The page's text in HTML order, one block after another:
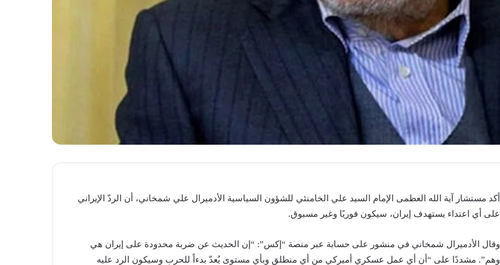
أكد مستشار آية الله العظمى الإمام السيد علي الخامنئي للشؤون السياسية الأدميرال علي شمخاني، أن الردّ الإيراني
على أي اعتداء يستهدف إيران، سيكون فوريًا وغير مسبوق.
وقال الأدميرال شمخاني في منشور على حسابة عبر منصة “إكس”: “إن الحديث عن ضربة محدودة على إيران هي
وهم”. مشددًا على “أن أي عمل عسكري أميركي من أي منطلق وبأي مستوى يُعدّ بدءاً للحرب وسيكون الرد عليه